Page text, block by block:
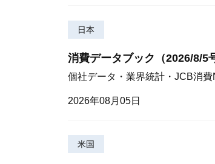
日本
消費データブック（2026/8/5
個社データ・業界統計・JCB消
2026年08月05日
米国